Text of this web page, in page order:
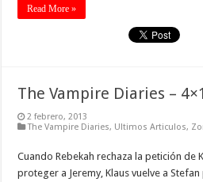
Read More »
The Vampire Diaries –
2 febrero, 2013
The Vampire Diaries, Ultimos Articulos,
Cuando Rebekah rechaza la petición de
proteger a Jeremy, Klaus vuelve a